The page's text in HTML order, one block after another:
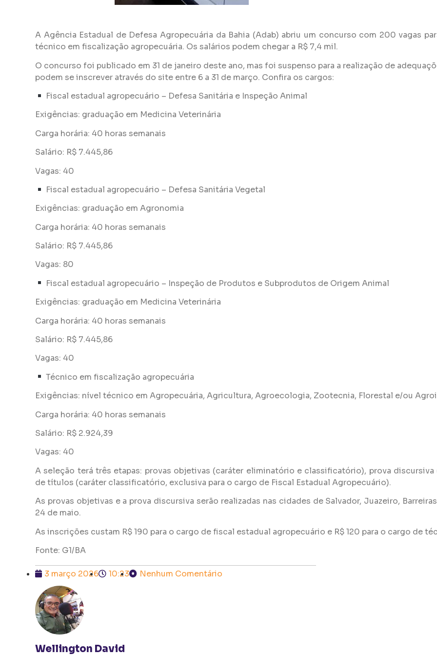
A Agência Estadual de Defesa Agropecuária da Bahia (Adab) abriu um concurso com 200 vagas
técnico em fiscalização agropecuária. Os salários podem chegar a R$ 7,4 mil.
O concurso foi publicado em 31 de janeiro deste ano, mas foi suspenso para a realização de
podem se inscrever através do site entre 6 a 31 de março. Confira os cargos:
Fiscal estadual agropecuário – Defesa Sanitária e Inspeção Animal
Exigências: graduação em Medicina Veterinária
Carga horária: 40 horas semanais
Salário: R$ 7.445,86
Vagas: 40
Fiscal estadual agropecuário – Defesa Sanitária Vegetal
Exigências: graduação em Agronomia
Carga horária: 40 horas semanais
Salário: R$ 7.445,86
Vagas: 80
Fiscal estadual agropecuário – Inspeção de Produtos e Subprodutos de Origem Animal
Exigências: graduação em Medicina Veterinária
Carga horária: 40 horas semanais
Salário: R$ 7.445,86
Vagas: 40
Técnico em fiscalização agropecuária
Exigências: nível técnico em Agropecuária, Agricultura, Agroecologia, Zootecnia, Florestal e/ou
Carga horária: 40 horas semanais
Salário: R$ 2.924,39
Vagas: 40
A seleção terá três etapas: provas objetivas (caráter eliminatório e classificatório), prova
de títulos (caráter classificatório, exclusiva para o cargo de Fiscal Estadual Agropecuário).
As provas objetivas e a prova discursiva serão realizadas nas cidades de Salvador, Juazeiro,
24 de maio.
As inscrições custam R$ 190 para o cargo de fiscal estadual agropecuário e R$ 120 para o cargo de
Fonte: G1/BA
3 março 2026 10:23 Nenhum Comentário
Wellington David